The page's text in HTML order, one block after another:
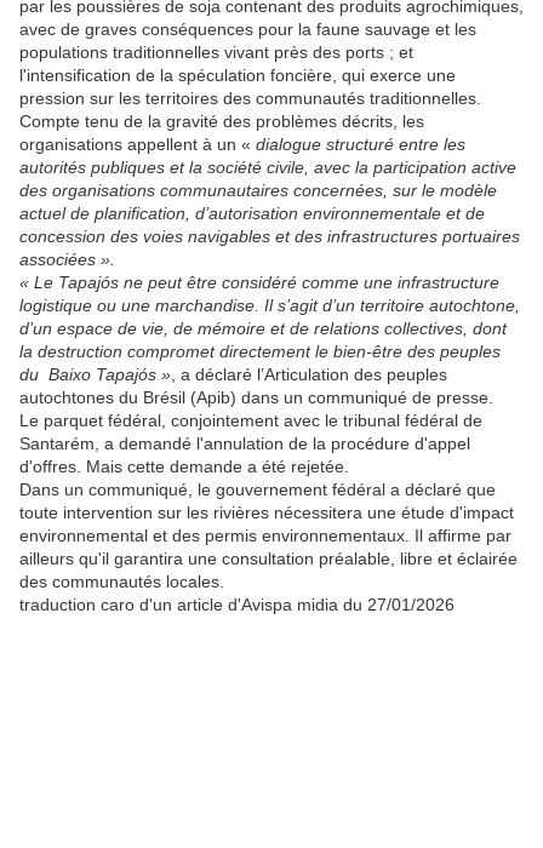
par les poussières de soja contenant des produits agrochimiques,
avec de graves conséquences pour la faune sauvage et les
populations traditionnelles vivant près des ports ; et
l'intensification de la spéculation foncière, qui exerce une
pression sur les territoires des communautés traditionnelles.
Compte tenu de la gravité des problèmes décrits, les
organisations appellent à un « dialogue structuré entre les
autorités publiques et la société civile, avec la participation active
des organisations communautaires concernées, sur le modèle
actuel de planification, d’autorisation environnementale et de
concession des voies navigables et des infrastructures portuaires
associées ».
« Le Tapajós ne peut être considéré comme une infrastructure
logistique ou une marchandise. Il s’agit d’un territoire autochtone,
d’un espace de vie, de mémoire et de relations collectives, dont
la destruction compromet directement le bien-être des peuples
du Baixo Tapajós » , a déclaré l’Articulation des peuples
autochtones du Brésil (Apib) dans un communiqué de presse.
Le parquet fédéral, conjointement avec le tribunal fédéral de
Santarém, a demandé l'annulation de la procédure d'appel
d'offres. Mais cette demande a été rejetée.
Dans un communiqué, le gouvernement fédéral a déclaré que
toute intervention sur les rivières nécessitera une étude d'impact
environnemental et des permis environnementaux. Il affirme par
ailleurs qu'il garantira une consultation préalable, libre et éclairée
des communautés locales.
traduction caro d'un article d'Avispa midia du 27/01/2026